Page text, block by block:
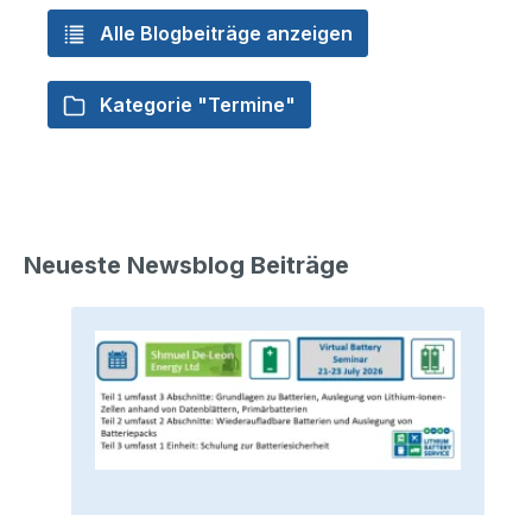
Alle Blogbeiträge anzeigen
Kategorie "Termine"
Neueste Newsblog Beiträge